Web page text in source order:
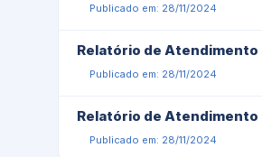
Publicado em: 28/11/2024
Relatório de Atendimento
Publicado em: 28/11/2024
Relatório de Atendimento
Publicado em: 28/11/2024